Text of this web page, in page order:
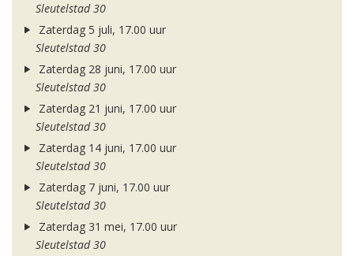
Sleutelstad 30
Zaterdag 5 juli, 17.00 uur
Sleutelstad 30
Zaterdag 28 juni, 17.00 uur
Sleutelstad 30
Zaterdag 21 juni, 17.00 uur
Sleutelstad 30
Zaterdag 14 juni, 17.00 uur
Sleutelstad 30
Zaterdag 7 juni, 17.00 uur
Sleutelstad 30
Zaterdag 31 mei, 17.00 uur
Sleutelstad 30